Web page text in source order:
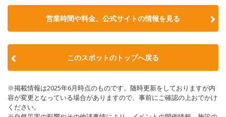
営業時間や料金、公式サイトの情報を見る
このスポットのトップへ戻る
※掲載情報は2025年6月時点のものです。随時更新をしておりますが内
容が変更となっている場合がありますので、事前にご確認の上おでかけ
ください。